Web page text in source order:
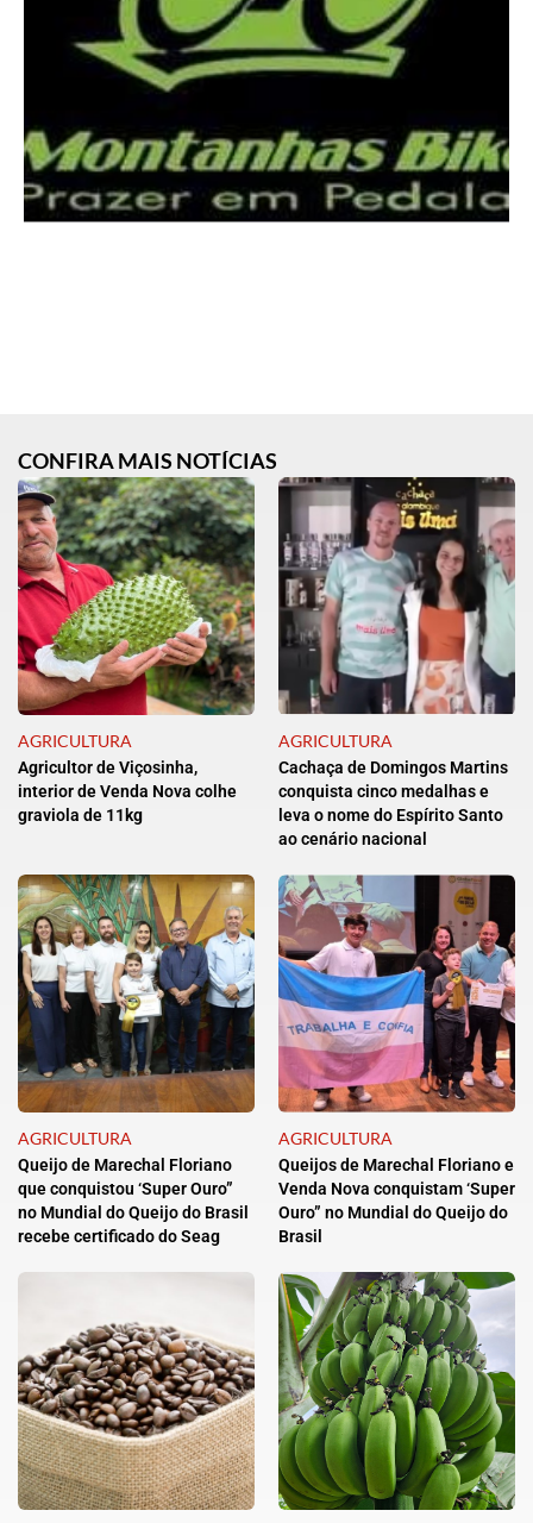
CONFIRA MAIS NOTÍCIAS
AGRICULTURA
Agricultor de Viçosinha,
interior de Venda Nova colhe
graviola de 11kg
AGRICULTURA
Cachaça de Domingos Martins
conquista cinco medalhas e
leva o nome do Espírito Santo
ao cenário nacional
AGRICULTURA
Queijo de Marechal Floriano
que conquistou ‘Super Ouro”
no Mundial do Queijo do Brasil
recebe certificado do Seag
AGRICULTURA
Queijos de Marechal Floriano e
Venda Nova conquistam ‘Super
Ouro” no Mundial do Queijo do
Brasil